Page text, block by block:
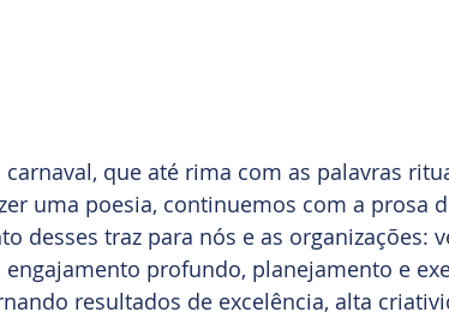
que até rima com as palavras
uma poesia, continuemos com a prosa
desses traz para nós e as organizações:
profundo, planejamento e
resultados de excelência, alta